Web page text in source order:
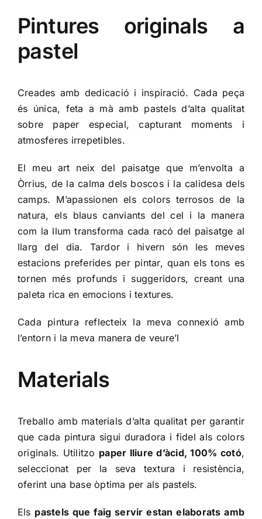
Pintures originals a
pastel
Creades amb dedicació i inspiració. Cada peça
és única, feta a mà amb pastels d’alta qualitat
sobre paper especial, capturant moments i
atmosferes irrepetibles.
El meu art neix del paisatge que m’envolta a
Òrrius, de la calma dels boscos i la calidesa dels
camps. M’apassionen els colors terrosos de la
natura, els blaus canviants del cel i la manera
com la llum transforma cada racó del paisatge al
llarg del dia. Tardor i hivern són les meves
estacions preferides per pintar, quan els tons es
tornen més profunds i suggeridors, creant una
paleta rica en emocions i textures.
Cada pintura reflecteix la meva connexió amb
l’entorn i la meva manera de veure’l
Materials
Treballo amb materials d’alta qualitat per garantir
que cada pintura sigui duradora i fidel als colors
originals. Utilitzo paper lliure d’àcid, 100% cotó,
seleccionat per la seva textura i resistència,
oferint una base òptima per als pastels.
Els pastels que faig servir estan elaborats amb